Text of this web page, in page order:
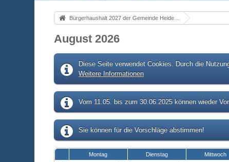
Bürgerhaushalt 2027 der Gemeinde Heidenrod
August 2026
Diese Seite verwendet Cookies. Durch die
Weitere Informationen
Vom 11.05. bis zum 30.06.2025 können wieder
Sie können für die Vorschläge abstimmen!
Montag Dienstag Mittwoch